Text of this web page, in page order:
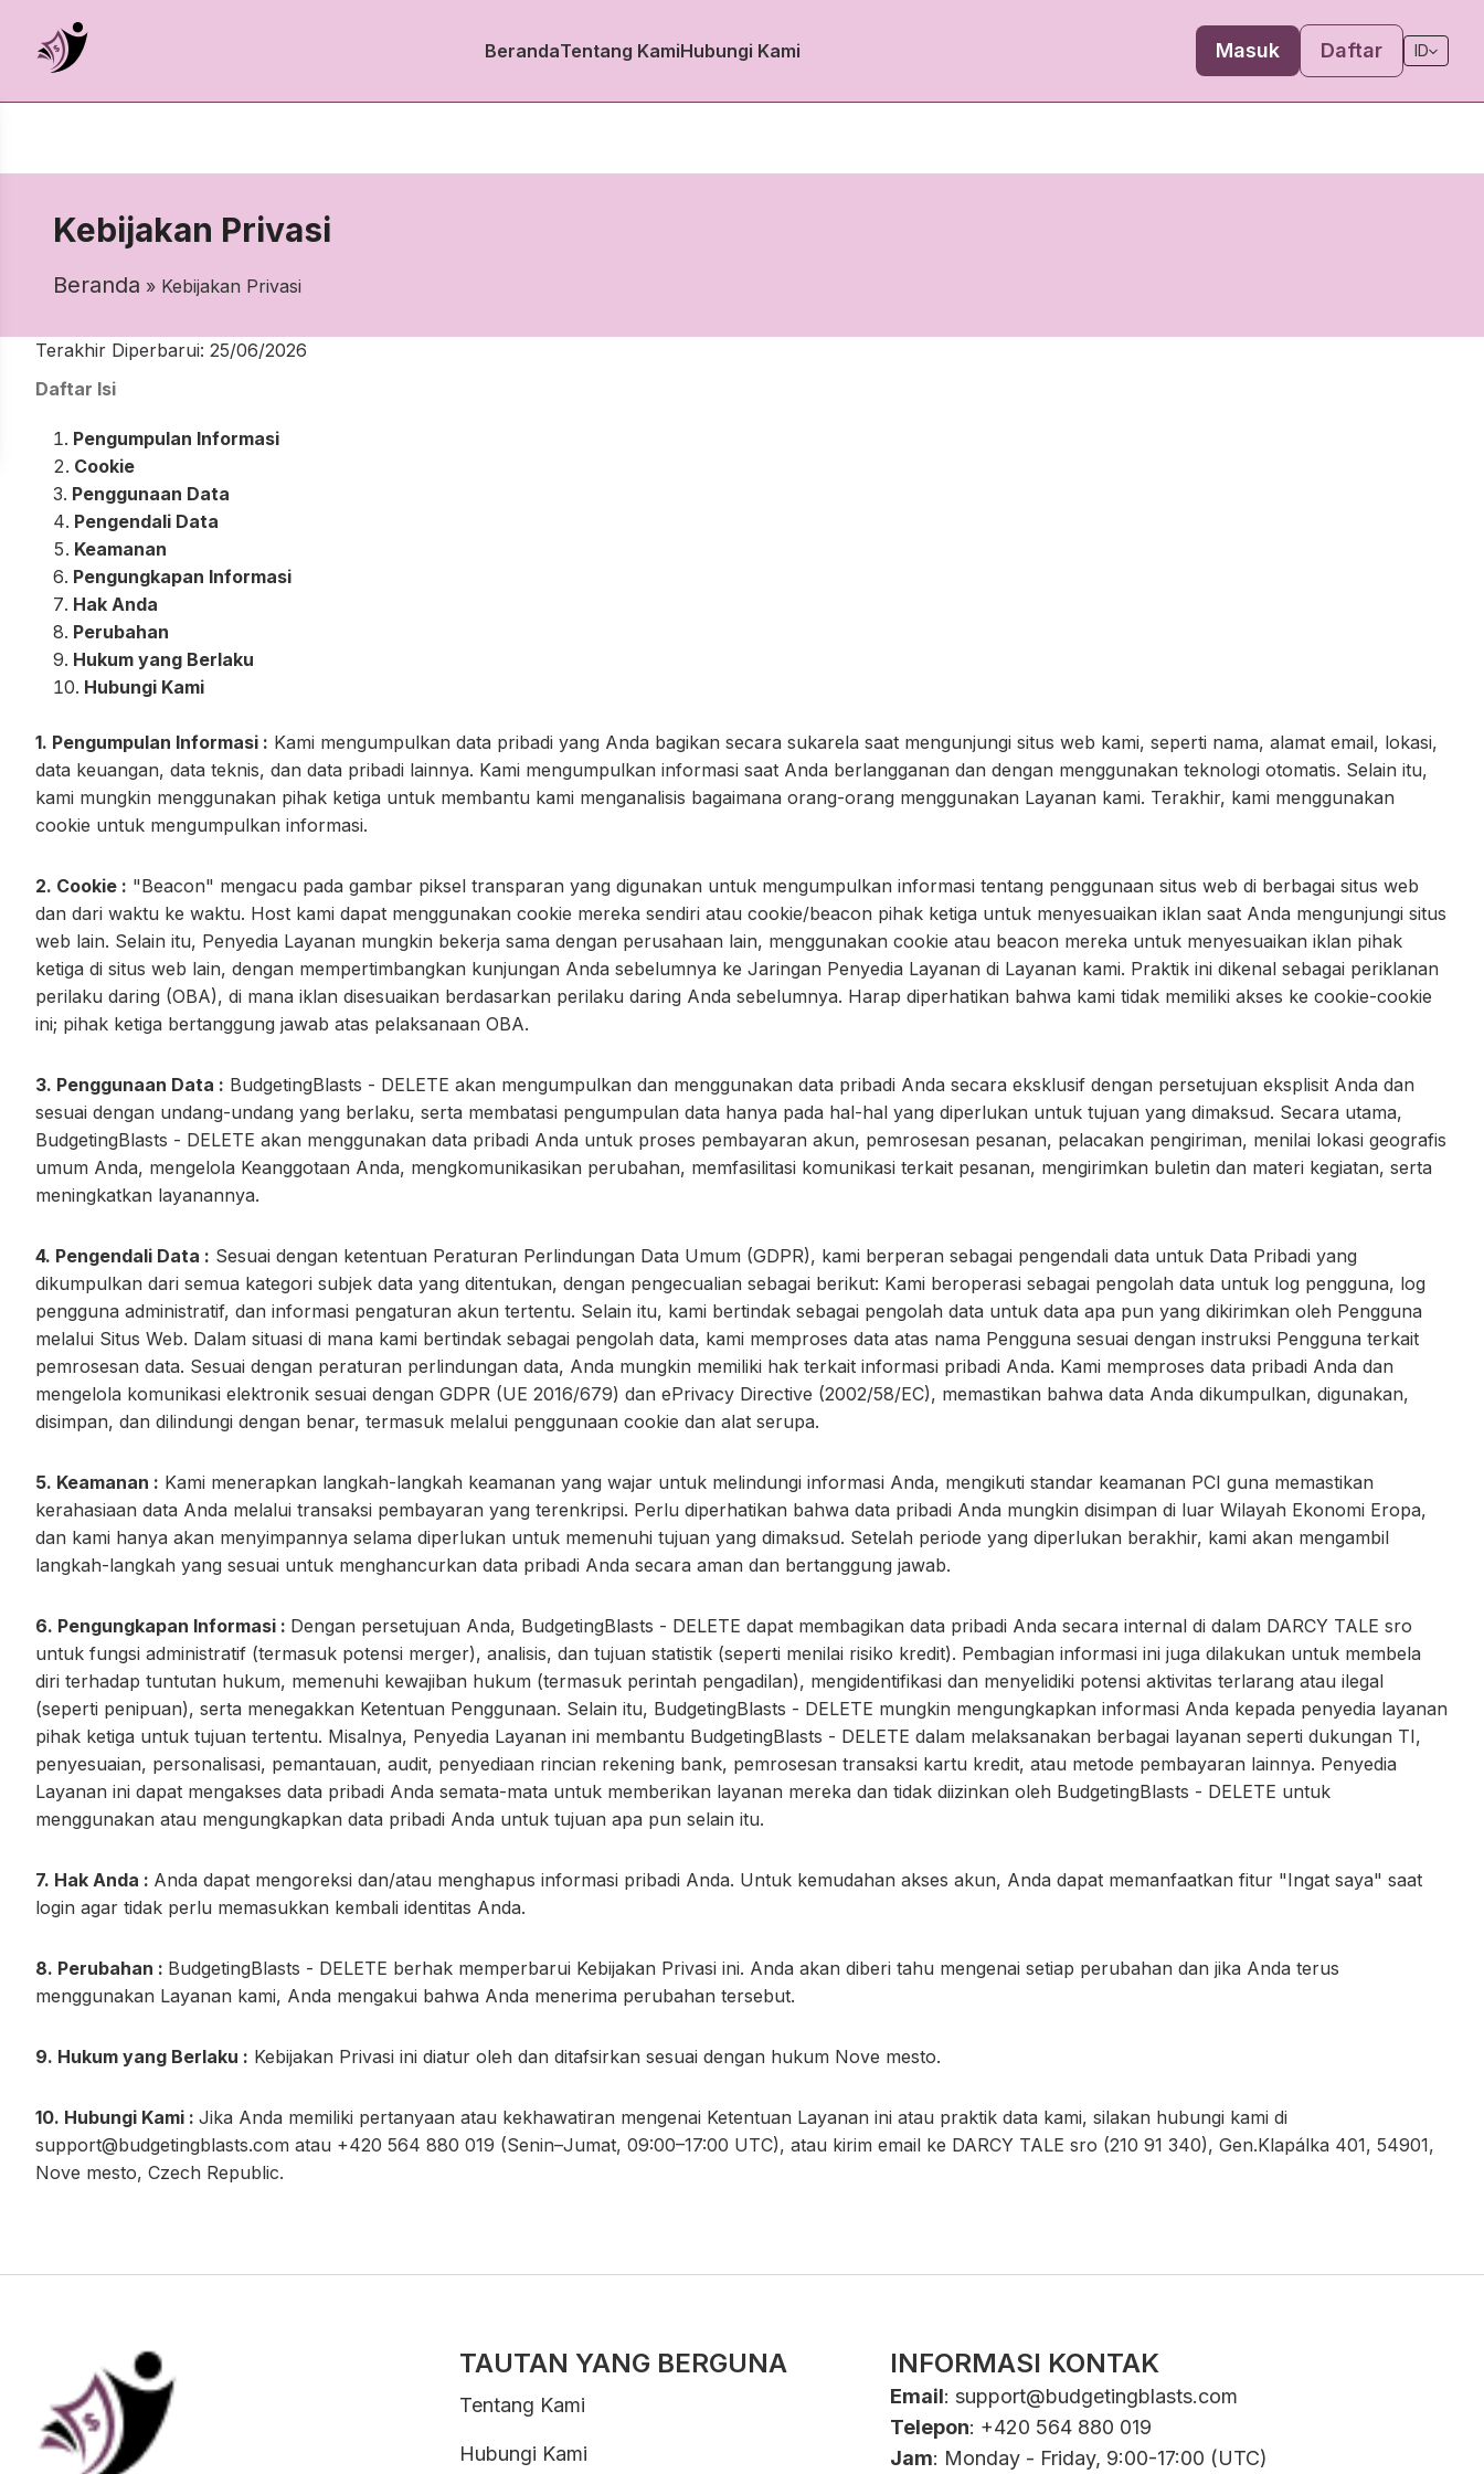
BerandaTentang KamiHubungi Kami Masuk Daftar ID
Kebijakan Privasi
Beranda » Kebijakan Privasi
Terakhir Diperbarui: 25/06/2026
Daftar Isi
Pengumpulan Informasi
Cookie
Penggunaan Data
Pengendali Data
Keamanan
Pengungkapan Informasi
Hak Anda
Perubahan
Hukum yang Berlaku
Hubungi Kami
1. Pengumpulan Informasi : Kami mengumpulkan data pribadi yang Anda bagikan secara sukarela saat mengunjungi situs web kami, seperti nama, alamat email, lokasi,
data keuangan, data teknis, dan data pribadi lainnya. Kami mengumpulkan informasi saat Anda berlangganan dan dengan menggunakan teknologi otomatis. Selain itu,
kami mungkin menggunakan pihak ketiga untuk membantu kami menganalisis bagaimana orang-orang menggunakan Layanan kami. Terakhir, kami menggunakan
cookie untuk mengumpulkan informasi.
2. Cookie : "Beacon" mengacu pada gambar piksel transparan yang digunakan untuk mengumpulkan informasi tentang penggunaan situs web di berbagai situs web
dan dari waktu ke waktu. Host kami dapat menggunakan cookie mereka sendiri atau cookie/beacon pihak ketiga untuk menyesuaikan iklan saat Anda mengunjungi situs
web lain. Selain itu, Penyedia Layanan mungkin bekerja sama dengan perusahaan lain, menggunakan cookie atau beacon mereka untuk menyesuaikan iklan pihak
ketiga di situs web lain, dengan mempertimbangkan kunjungan Anda sebelumnya ke Jaringan Penyedia Layanan di Layanan kami. Praktik ini dikenal sebagai periklanan
perilaku daring (OBA), di mana iklan disesuaikan berdasarkan perilaku daring Anda sebelumnya. Harap diperhatikan bahwa kami tidak memiliki akses ke cookie-cookie
ini; pihak ketiga bertanggung jawab atas pelaksanaan OBA.
3. Penggunaan Data : BudgetingBlasts - DELETE akan mengumpulkan dan menggunakan data pribadi Anda secara eksklusif dengan persetujuan eksplisit Anda dan
sesuai dengan undang-undang yang berlaku, serta membatasi pengumpulan data hanya pada hal-hal yang diperlukan untuk tujuan yang dimaksud. Secara utama,
BudgetingBlasts - DELETE akan menggunakan data pribadi Anda untuk proses pembayaran akun, pemrosesan pesanan, pelacakan pengiriman, menilai lokasi geografis
umum Anda, mengelola Keanggotaan Anda, mengkomunikasikan perubahan, memfasilitasi komunikasi terkait pesanan, mengirimkan buletin dan materi kegiatan, serta
meningkatkan layanannya.
4. Pengendali Data : Sesuai dengan ketentuan Peraturan Perlindungan Data Umum (GDPR), kami berperan sebagai pengendali data untuk Data Pribadi yang
dikumpulkan dari semua kategori subjek data yang ditentukan, dengan pengecualian sebagai berikut: Kami beroperasi sebagai pengolah data untuk log pengguna, log
pengguna administratif, dan informasi pengaturan akun tertentu. Selain itu, kami bertindak sebagai pengolah data untuk data apa pun yang dikirimkan oleh Pengguna
melalui Situs Web. Dalam situasi di mana kami bertindak sebagai pengolah data, kami memproses data atas nama Pengguna sesuai dengan instruksi Pengguna terkait
pemrosesan data. Sesuai dengan peraturan perlindungan data, Anda mungkin memiliki hak terkait informasi pribadi Anda. Kami memproses data pribadi Anda dan
mengelola komunikasi elektronik sesuai dengan GDPR (UE 2016/679) dan ePrivacy Directive (2002/58/EC), memastikan bahwa data Anda dikumpulkan, digunakan,
disimpan, dan dilindungi dengan benar, termasuk melalui penggunaan cookie dan alat serupa.
5. Keamanan : Kami menerapkan langkah-langkah keamanan yang wajar untuk melindungi informasi Anda, mengikuti standar keamanan PCI guna memastikan
kerahasiaan data Anda melalui transaksi pembayaran yang terenkripsi. Perlu diperhatikan bahwa data pribadi Anda mungkin disimpan di luar Wilayah Ekonomi Eropa,
dan kami hanya akan menyimpannya selama diperlukan untuk memenuhi tujuan yang dimaksud. Setelah periode yang diperlukan berakhir, kami akan mengambil
langkah-langkah yang sesuai untuk menghancurkan data pribadi Anda secara aman dan bertanggung jawab.
6. Pengungkapan Informasi : Dengan persetujuan Anda, BudgetingBlasts - DELETE dapat membagikan data pribadi Anda secara internal di dalam DARCY TALE sro
untuk fungsi administratif (termasuk potensi merger), analisis, dan tujuan statistik (seperti menilai risiko kredit). Pembagian informasi ini juga dilakukan untuk membela
diri terhadap tuntutan hukum, memenuhi kewajiban hukum (termasuk perintah pengadilan), mengidentifikasi dan menyelidiki potensi aktivitas terlarang atau ilegal
(seperti penipuan), serta menegakkan Ketentuan Penggunaan. Selain itu, BudgetingBlasts - DELETE mungkin mengungkapkan informasi Anda kepada penyedia layanan
pihak ketiga untuk tujuan tertentu. Misalnya, Penyedia Layanan ini membantu BudgetingBlasts - DELETE dalam melaksanakan berbagai layanan seperti dukungan TI,
penyesuaian, personalisasi, pemantauan, audit, penyediaan rincian rekening bank, pemrosesan transaksi kartu kredit, atau metode pembayaran lainnya. Penyedia
Layanan ini dapat mengakses data pribadi Anda semata-mata untuk memberikan layanan mereka dan tidak diizinkan oleh BudgetingBlasts - DELETE untuk
menggunakan atau mengungkapkan data pribadi Anda untuk tujuan apa pun selain itu.
7. Hak Anda : Anda dapat mengoreksi dan/atau menghapus informasi pribadi Anda. Untuk kemudahan akses akun, Anda dapat memanfaatkan fitur "Ingat saya" saat
login agar tidak perlu memasukkan kembali identitas Anda.
8. Perubahan : BudgetingBlasts - DELETE berhak memperbarui Kebijakan Privasi ini. Anda akan diberi tahu mengenai setiap perubahan dan jika Anda terus
menggunakan Layanan kami, Anda mengakui bahwa Anda menerima perubahan tersebut.
9. Hukum yang Berlaku : Kebijakan Privasi ini diatur oleh dan ditafsirkan sesuai dengan hukum Nove mesto.
10. Hubungi Kami : Jika Anda memiliki pertanyaan atau kekhawatiran mengenai Ketentuan Layanan ini atau praktik data kami, silakan hubungi kami di
support@budgetingblasts.com atau +420 564 880 019 (Senin–Jumat, 09:00–17:00 UTC), atau kirim email ke DARCY TALE sro (210 91 340), Gen.Klapálka 401, 54901,
Nove mesto, Czech Republic.
TAUTAN YANG BERGUNA
Tentang Kami
Hubungi Kami
INFORMASI KONTAK
Email: support@budgetingblasts.com
Telepon: +420 564 880 019
Jam: Monday - Friday, 9:00-17:00 (UTC)